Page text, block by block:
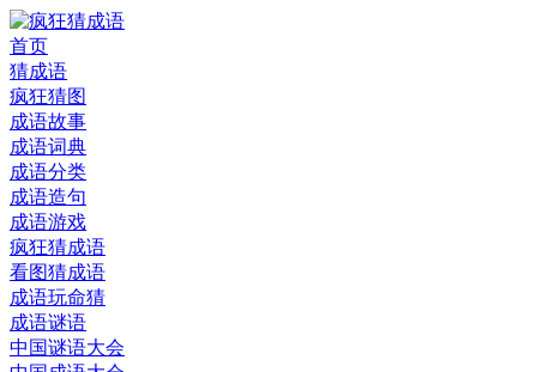
首页
猜成语
疯狂猜图
成语故事
成语词典
成语分类
成语造句
成语游戏
疯狂猜成语
看图猜成语
成语玩命猜
成语谜语
中国谜语大会